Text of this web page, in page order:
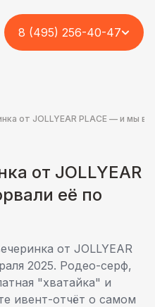
8 (495) 256-40-47
от JOLLYEAR PLACE — и мы
от JOLLYEAR
её по
от JOLLYEAR
2025. Родео-серф,
"хватайка" и
ивент-отчёт о самом